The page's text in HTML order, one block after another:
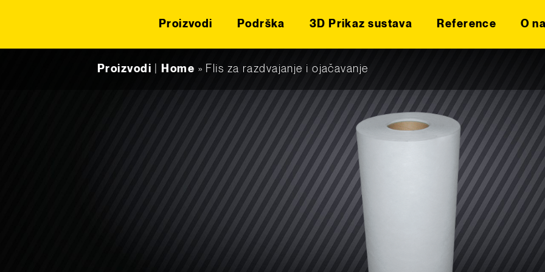
Proizvodi Podrška 3D Prikaz sustava Reference O
Proizvodi Home » Flis za razdvajanje i ojačavanje